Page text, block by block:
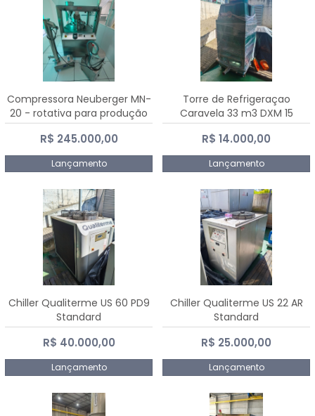
Compressora Neuberger MN-
20 - rotativa para produção
de comprimidos
R$ 245.000,00
Lançamento
Torre de Refrigeraçao
Caravela 33 m3 DXM 15
R$ 14.000,00
Lançamento
Chiller Qualiterme US 60 PD9
Standard
R$ 40.000,00
Lançamento
Chiller Qualiterme US 22 AR
Standard
R$ 25.000,00
Lançamento